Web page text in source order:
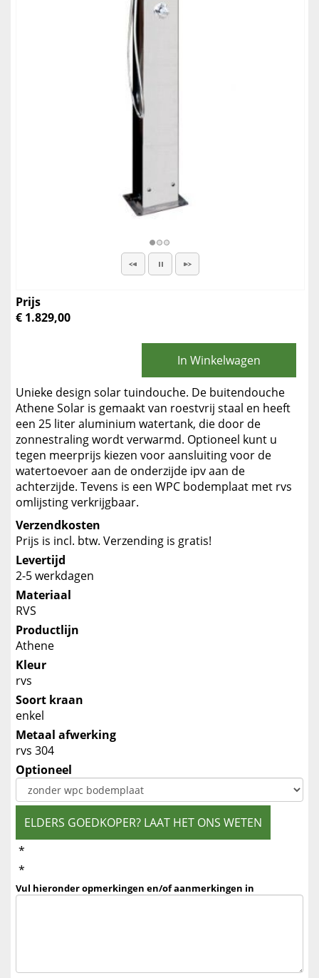
Prijs
€ 1.829,00
In Winkelwagen
Unieke design solar tuindouche. De buitendouche
Athene Solar is gemaakt van roestvrij staal en heeft
een 25 liter aluminium watertank, die door de
zonnestraling wordt verwarmd. Optioneel kunt u
tegen meerprijs kiezen voor aansluiting voor de
watertoevoer aan de onderzijde ipv aan de
achterzijde. Tevens is een WPC bodemplaat met rvs
omlijsting verkrijgbaar.
Verzendkosten
Prijs is incl. btw. Verzending is gratis!
Levertijd
2-5 werkdagen
Materiaal
RVS
Productlijn
Athene
Kleur
rvs
Soort kraan
enkel
Metaal afwerking
rvs 304
Optioneel
ELDERS GOEDKOPER? LAAT HET ONS WETEN
*
*
Vul hieronder opmerkingen en/of aanmerkingen in